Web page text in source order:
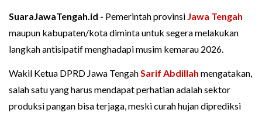
SuaraJawaTengah.id - Pemerintah provinsi Jawa Tengah
maupun kabupaten/kota diminta untuk segera melakukan
langkah antisipatif menghadapi musim kemarau 2026.
Wakil Ketua DPRD Jawa TengahSarif Abdillah mengatakan,
salah satu yang harus mendapat perhatian adalah sektor
produksi pangan bisa terjaga, meski curah hujan diprediksi